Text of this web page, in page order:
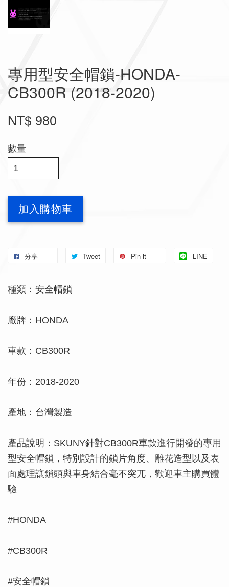
專用型安全帽鎖-HONDA-
CB300R (2018-2020)
NT$ 980
數量
加入購物車
分享 Tweet Pin it LINE
種類：安全帽鎖
廠牌：HONDA
車款：CB300R
年份：2018-2020
產地：台灣製造
產品說明：SKUNY針對CB300R車款進行開發的專用
型安全帽鎖，特別設計的鎖片角度、雕花造型以及表
面處理讓鎖頭與車身結合毫不突兀，歡迎車主購買體
驗
#HONDA
#CB300R
#安全帽鎖